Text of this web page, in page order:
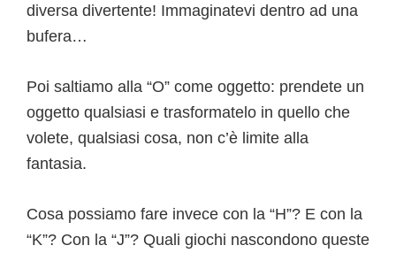
diversa divertente! Immaginatevi dentro ad una
bufera…
Poi saltiamo alla “O” come oggetto: prendete un
oggetto qualsiasi e trasformatelo in quello che
volete, qualsiasi cosa, non c’è limite alla
fantasia.
Cosa possiamo fare invece con la “H”? E con la
“K”? Con la “J”? Quali giochi nascondono queste